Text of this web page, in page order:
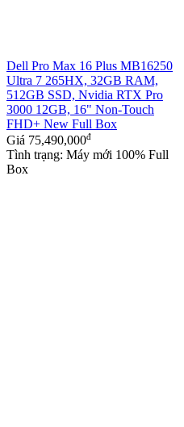
Dell Pro Max 16 Plus MB16250
Ultra 7 265HX, 32GB RAM,
512GB SSD, Nvidia RTX Pro
3000 12GB, 16" Non-Touch
FHD+ New Full Box
Giá 75,490,000đ
Tình trạng: Máy mới 100% Full
Box